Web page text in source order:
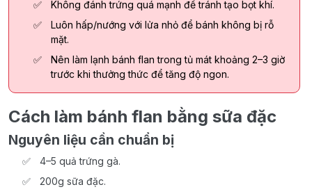
Không đánh trứng quá mạnh để tránh tạo bọt khí.
Luôn hấp/nướng với lửa nhỏ để bánh không bị rỗ
mặt.
Nên làm lạnh bánh flan trong tủ mát khoảng 2–3 giờ
trước khi thưởng thức để tăng độ ngon.
Cách làm bánh flan bằng sữa đặc
Nguyên liệu cần chuẩn bị
4–5 quả trứng gà.
200g sữa đặc.